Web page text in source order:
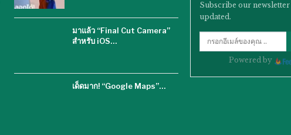
มาแล้ว “Final Cut Camera”
สำหรับ iOS…
เด็ดมาก! “Google Maps”…
Subscribe our newsletter
updated.
Powered by